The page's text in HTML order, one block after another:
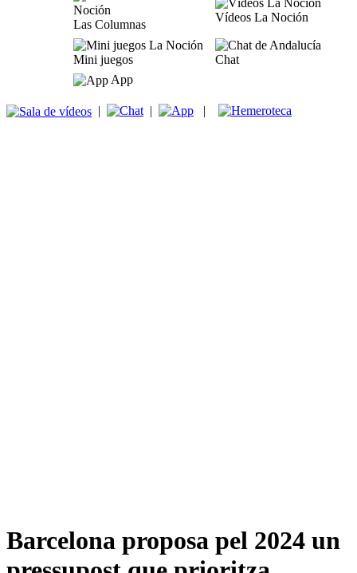
Las Columnas
Vídeos La Noción
Mini juegos
Chat
App
| | |
Barcelona proposa pel 2024 un